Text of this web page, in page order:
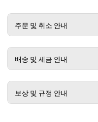
주문 및 취소 안내
배송 및 세금 안내
보상 및 규정 안내